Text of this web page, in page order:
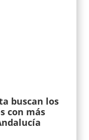
buscan los
con más